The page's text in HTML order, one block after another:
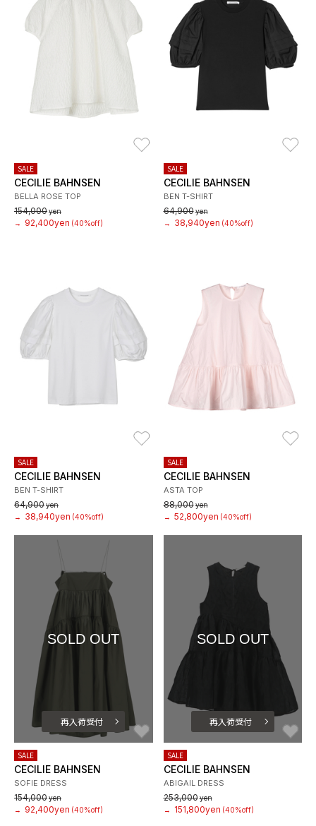
SALE
CECILIE BAHNSEN
BELLA ROSE TOP
154,000yen
→
92,400yen (40%off)
SALE
CECILIE BAHNSEN
BEN T-SHIRT
64,900yen
→
38,940yen (40%off)
SALE
CECILIE BAHNSEN
BEN T-SHIRT
64,900yen
→
38,940yen (40%off)
SALE
CECILIE BAHNSEN
ASTA TOP
88,000yen
→ 52,800yen (40%off)
SOLD OUT
再入荷受付
SALE
CECILIE BAHNSEN
SOFIE DRESS
154,000yen
→
92,400yen (40%off)
SOLD OUT
再入荷受付
SALE
CECILIE BAHNSEN
ABIGAIL DRESS
253,000yen
→
151,800yen (40%off)